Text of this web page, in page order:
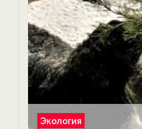
Экология